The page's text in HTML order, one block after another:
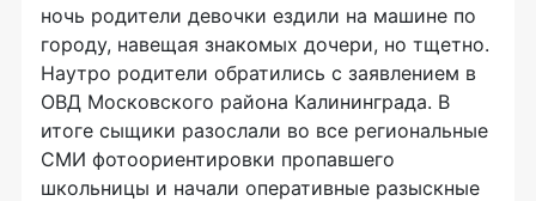
ночь родители девочки ездили на машине по
городу, навещая знакомых дочери, но тщетно.
Наутро родители обратились с заявлением в
ОВД Московского района Калининграда. В
итоге сыщики разослали во все региональные
СМИ фотоориентировки пропавшего
школьницы и начали оперативные разыскные